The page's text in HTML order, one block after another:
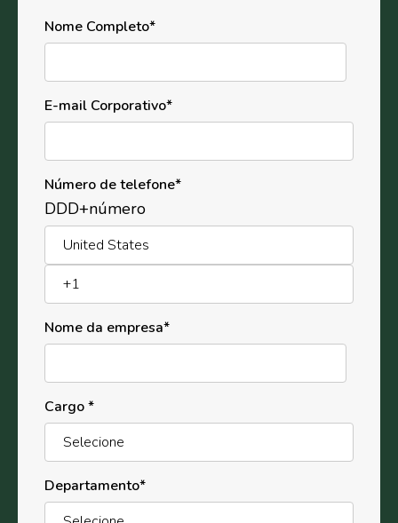
Nome Completo*
E-mail Corporativo*
Número de telefone*
DDD+número
Nome da empresa*
Cargo*
Departamento*